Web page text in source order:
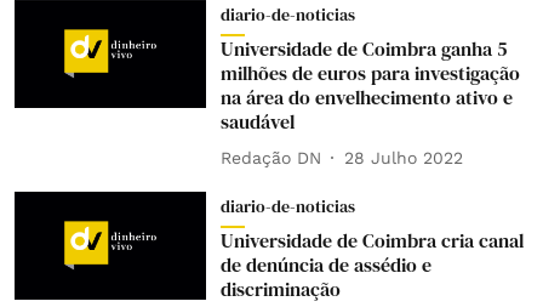
diario-de-noticias
Universidade de Coimbra ganha 5
milhões de euros para investigação
na área do envelhecimento ativo e
saudável
Redação DN 28 Julho 2022
diario-de-noticias
Universidade de Coimbra cria canal
de denúncia de assédio e
discriminação